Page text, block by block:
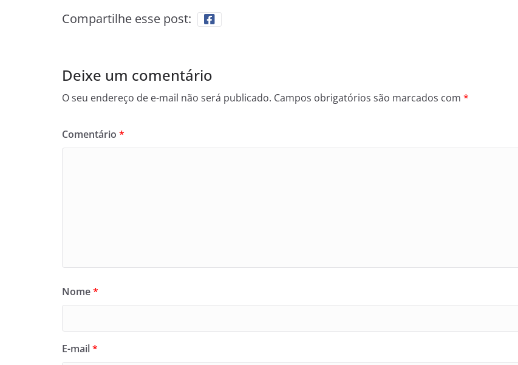
Compartilhe esse post:
Deixe um comentário
O seu endereço de e-mail não será publicado. Campos obrigatórios são marcados com *
Comentário *
Nome*
E-mail*